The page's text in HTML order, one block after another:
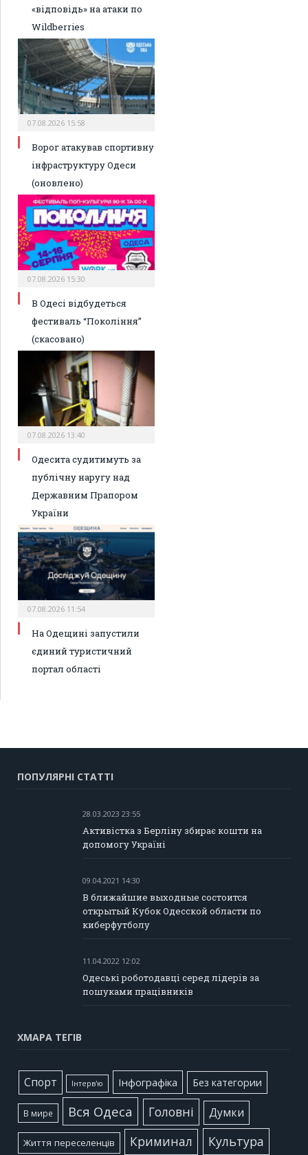
«відповідь» на атаки по
Wildberries
07.08.2026 15:58
Ворог атакував спортивну
інфраструктуру Одеси
(оновлено)
07.08.2026 15:30
В Одесі відбудеться
фестиваль “Покоління”
(скасовано)
07.08.2026 13:40
Одесита судитимуть за
публічну наругу над
Державним Прапором
України
07.08.2026 11:54
На Одещині запустили
єдиний туристичний
портал області
ПОПУЛЯРНІ СТАТТІ
28.03.2023 23:55
Активістка з Берліну збирає кошти на
допомогу Україні
09.04.2021 14:30
В ближайшие выходные состоится
открытый Кубок Одесской области по
киберфутболу
11.04.2022 12:02
Одеські роботодавці серед лідерів за
пошуками працівників
ХМАРА ТЕГІВ
Cпорт Інтерв'ю Інфографіка Без категории
В мире Вся Одеса Головні Думки
Життя переселенців Криминал Культура